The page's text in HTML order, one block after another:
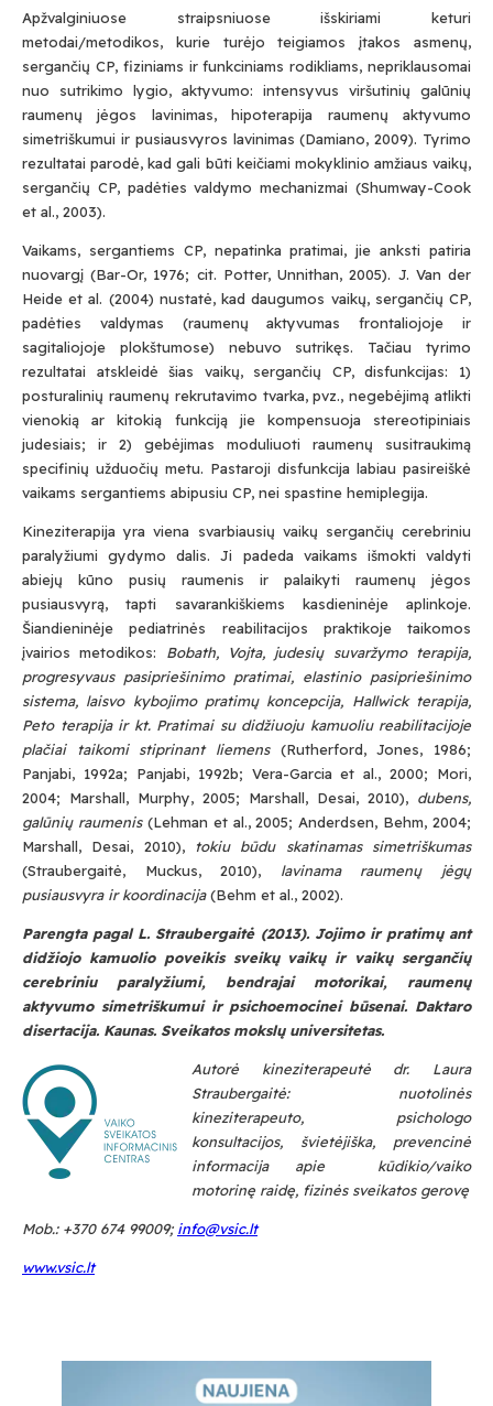
Apžvalginiuose straipsniuose išskiriami keturi
metodai/metodikos, kurie turėjo teigiamos įtakos asmenų,
sergančių CP, fiziniams ir funkciniams rodikliams, nepriklausomai
nuo sutrikimo lygio, aktyvumo: intensyvus viršutinių galūnių
raumenų jėgos lavinimas, hipoterapija raumenų aktyvumo
simetriškumui ir pusiausvyros lavinimas (Damiano, 2009). Tyrimo
rezultatai parodė, kad gali būti keičiami mokyklinio amžiaus vaikų,
sergančių CP, padėties valdymo mechanizmai (Shumway-Cook
et al., 2003).
Vaikams, sergantiems CP, nepatinka pratimai, jie anksti patiria
nuovargį (Bar-Or, 1976; cit. Potter, Unnithan, 2005). J. Van der
Heide et al. (2004) nustatė, kad daugumos vaikų, sergančių CP,
padėties valdymas (raumenų aktyvumas frontaliojoje ir
sagitaliojoje plokštumose) nebuvo sutrikęs. Tačiau tyrimo
rezultatai atskleidė šias vaikų, sergančių CP, disfunkcijas: 1)
posturalinių raumenų rekrutavimo tvarka, pvz., negebėjimą atlikti
vienokią ar kitokią funkciją jie kompensuoja stereotipiniais
judesiais; ir 2) gebėjimas moduliuoti raumenų susitraukimą
specifinių užduočių metu. Pastaroji disfunkcija labiau pasireiškė
vaikams sergantiems abipusiu CP, nei spastine hemiplegija.
Kineziterapija yra viena svarbiausių vaikų sergančių cerebriniu
paralyžiumi gydymo dalis. Ji padeda vaikams išmokti valdyti
abiejų kūno pusių raumenis ir palaikyti raumenų jėgos
pusiausvyrą, tapti savarankiškiems kasdieninėje aplinkoje.
Šiandieninėje pediatrinės reabilitacijos praktikoje taikomos
įvairios metodikos: Bobath, Vojta, judesių suvaržymo terapija,
progresyvaus pasipriešinimo pratimai, elastinio pasipriešinimo
sistema, laisvo kybojimo pratimų koncepcija, Hallwick terapija,
Peto terapija ir kt. Pratimai su didžiuoju kamuoliu reabilitacijoje
plačiai taikomi stiprinant liemens(Rutherford, Jones, 1986;
Panjabi, 1992a; Panjabi, 1992b; Vera-Garcia et al., 2000; Mori,
2004; Marshall, Murphy, 2005; Marshall, Desai, 2010), dubens,
galūnių raumenis(Lehman et al., 2005; Anderdsen, Behm, 2004;
Marshall, Desai, 2010),
tokiu būdu skatinamas simetriškumas
(Straubergaitė, Muckus, 2010), lavinama raumenų jėgų
pusiausvyra ir koordinacija(Behm et al., 2002).
Parengta pagal L. Straubergaitė (2013). Jojimo ir pratimų ant
didžiojo kamuolio poveikis sveikų vaikų ir vaikų sergančių
cerebriniu paralyžiumi, bendrajai motorikai, raumenų
aktyvumo simetriškumui ir psichoemocinei būsenai. Daktaro
disertacija. Kaunas. Sveikatos mokslų universitetas.
Autorė kineziterapeutė dr. Laura
Straubergaitė: nuotolinės
kineziterapeuto, psichologo
konsultacijos, švietėjiška, prevencinė
informacija apie kūdikio/vaiko
motorinę raidę, fizinės sveikatos gerovę
Mob.: +370 674 99009; info@vsic.lt
www.vsic.lt
Prenumeruodami Jūs sutinkate su mūsų
privatumoirslapukų politika